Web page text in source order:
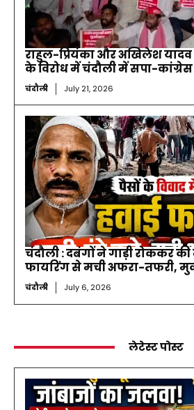
राहुल-प्रियंका और अखिलेश
के विरोध में चंदौली में सपा-कांग्रेस
चंदौली July 21, 2026
चंदौली : दबंगों ने गाड़ी रोककर की
फायरिंग से मची अफरा-तफरी,
चंदौली July 6, 2026
लेटेस्ट पोस्ट